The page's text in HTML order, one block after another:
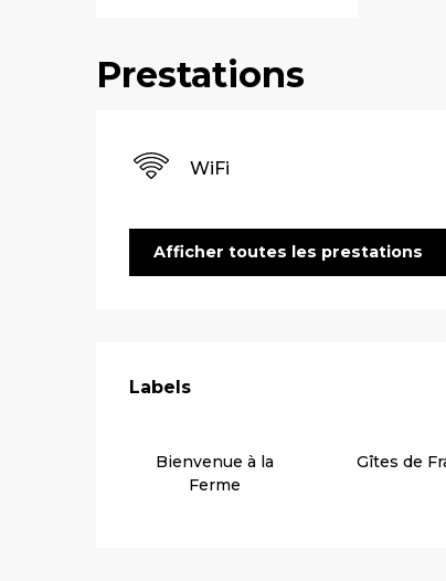
Prestations
WiFi
Afficher toutes les prestations
Offres de
Labels
Labels
Bienvenue à la
Ferme
Gîtes de